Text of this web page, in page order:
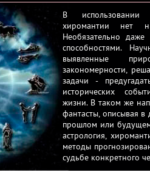
В
хиромантии нет
Необязательно даже
способностями.
выявленные
закономерности,
задачи -
исторических
жизни. В таком же
фантасты, описывая
прошлом или
астрология,
методы
судьбе конкретного